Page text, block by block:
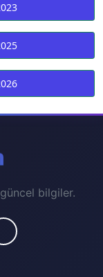
bilgiler.